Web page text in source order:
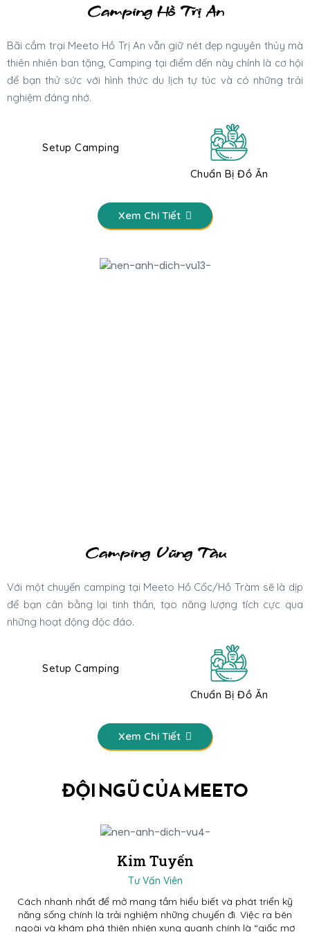
Camping Hồ Trị An
Bãi cắm trại Meeto Hồ Trị An vẫn giữ nét đẹp nguyên thủy mà
thiên nhiên ban tặng, Camping tại điểm đến này chính là cơ hội
để bạn thử sức với hình thức du lịch tự túc và có những trải
nghiệm đáng nhớ.
Setup Camping
Chuẩn Bị Đồ Ăn
Xem Chi Tiết
Camping Vũng Tàu
Với một chuyến camping tại Meeto Hồ Cốc/Hồ Tràm sẽ là dịp
để bạn cân bằng lại tinh thần, tạo năng lượng tích cực qua
những hoạt động độc đáo.
Setup Camping
Chuẩn Bị Đồ Ăn
Xem Chi Tiết
ĐỘI NGŨ CỦA MEETO
Kim Tuyến
Tư Vấn Viên​
Cách nhanh nhất để mở mang tầm hiểu biết và phát triển kỹ
năng sống chính là trải nghiệm những chuyến đi. Việc ra bên
ngoài và khám phá thiên nhiên xung quanh chính là “giấc mơ